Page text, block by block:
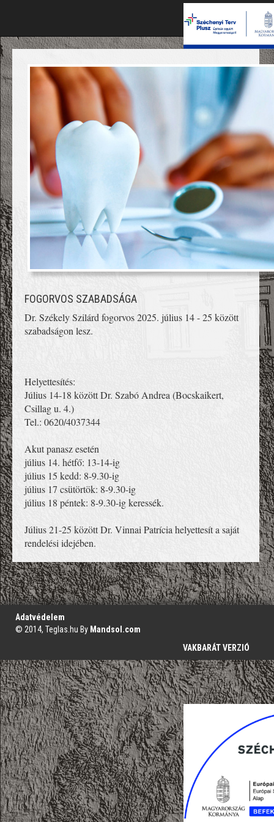
FOGORVOS SZABADSÁGA
Dr. Székely Szilárd fogorvos 2025. július 14 - 25 között
szabadságon lesz.
Helyettesítés:
Július 14-18 között Dr. Szabó Andrea (Bocskaikert,
Csillag u. 4.)
Tel.: 0620/4037344
Akut panasz esetén
július 14. hétfő: 13-14-ig
július 15 kedd: 8-9.30-ig
július 17 csütörtök: 8-9.30-ig
július 18 péntek: 8-9.30-ig keressék.
Július 21-25 között Dr. Vinnai Patrícia helyettesít a saját
rendelési idejében.
';
Adatvédelem
© 2014, Teglas.hu By Mandsol.com
VAKBARÁT VERZIÓ